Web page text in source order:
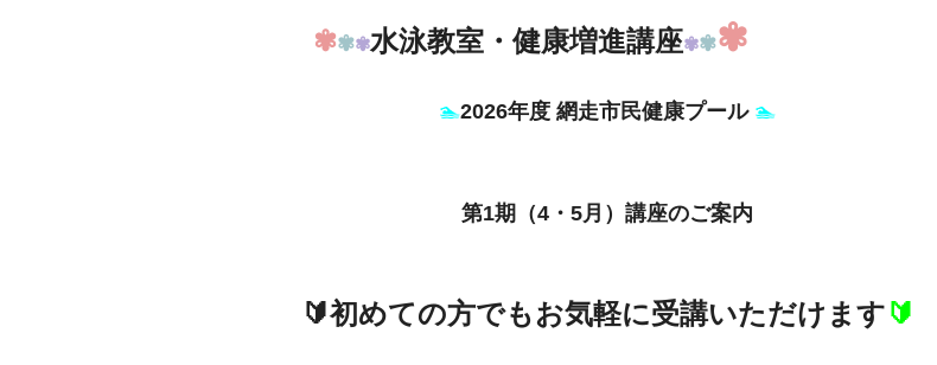
✾✾✾水泳教室・健康増進講座✾✾✾
🏊2026年度 網走市民健康プール 🏊
第1期（4 ・5月）講座のご案内
🔰初めての方でもお気軽に受講いただけます🔰